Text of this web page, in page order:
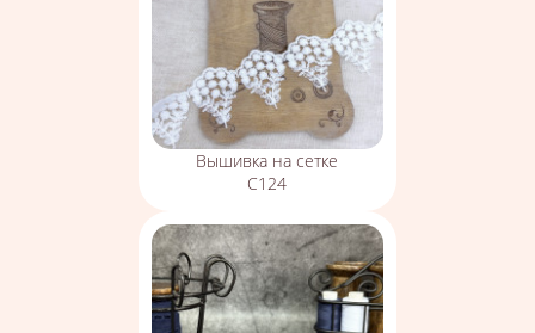
Вышивка на сетке
С124